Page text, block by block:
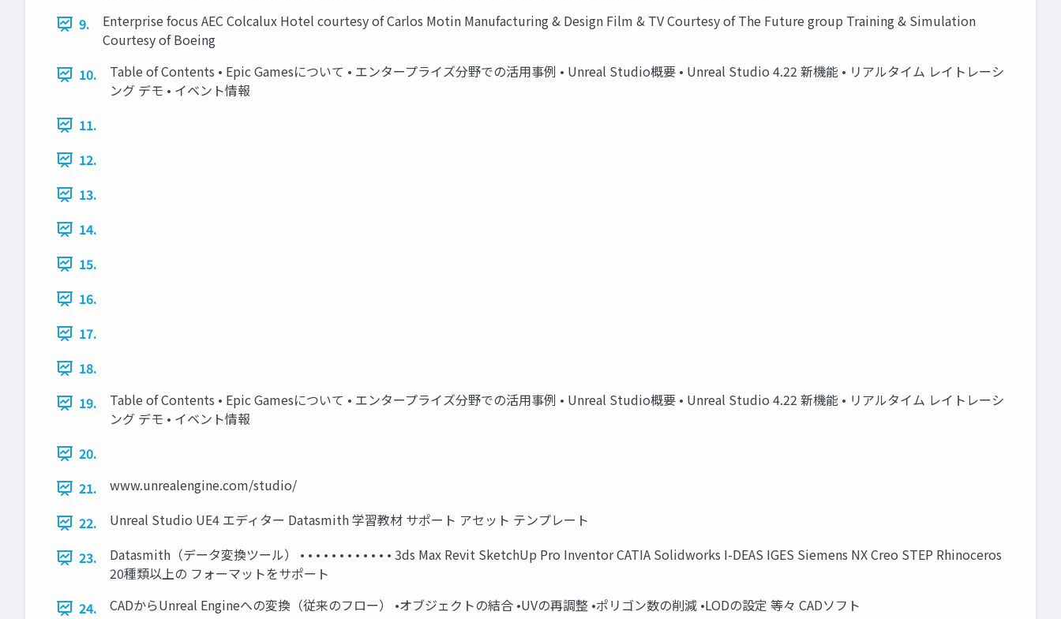
9.
Enterprise focus AEC Colcalux Hotel courtesy of Carlos Motin Manufacturing & Design Film & TV Courtesy of The Future group Training & Simulation
Courtesy of Boeing
10.
Table of Contents • Epic Gamesについて • エンタープライズ分野での活用事例 • Unreal Studio概要 • Unreal Studio 4.22 新機能 • リアルタイム レイトレーシ
ング デモ • イベント情報
11.
12.
13.
14.
15.
16.
17.
18.
19.
Table of Contents • Epic Gamesについて • エンタープライズ分野での活用事例 • Unreal Studio概要 • Unreal Studio 4.22 新機能 • リアルタイム レイトレーシ
ング デモ • イベント情報
20.
21.
www.unrealengine.com/studio/
22.
Unreal Studio UE4 エディター Datasmith 学習教材 サポート アセット テンプレート
23.
Datasmith（データ変換ツール） • • • • • • • • • • • • 3ds Max Revit SketchUp Pro Inventor CATIA Solidworks I-DEAS IGES Siemens NX Creo STEP Rhinoceros
20種類以上の フォーマットをサポート
24.
CADからUnreal Engineへの変換（従来のフロー） •オブジェクトの結合 •UVの再調整 •ポリゴン数の削減 •LODの設定 等々 CADソフト